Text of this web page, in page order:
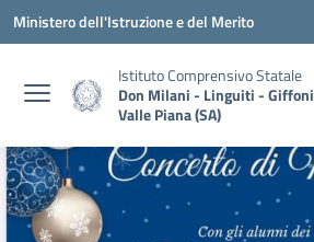
Vai ai contenuti
Vai al menu di navigazione
Vai al footer
Ministero dell'Istruzione e del Merito
Istituto Comprensivo Statale
Don Milani - Linguiti - Giffoni
Valle Piana (SA)